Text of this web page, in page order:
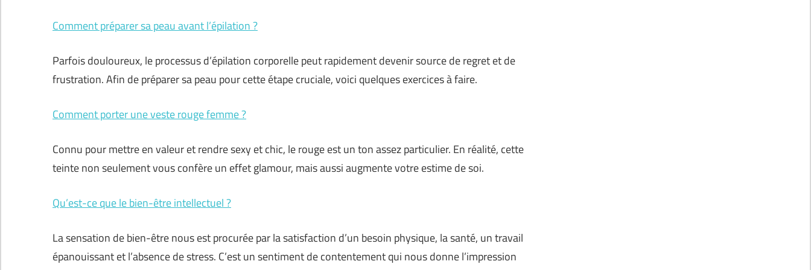
Comment préparer sa peau avant l’épilation ?
Parfois douloureux, le processus d’épilation corporelle peut rapidement devenir source de regret et de
frustration. Afin de préparer sa peau pour cette étape cruciale, voici quelques exercices à faire.
Comment porter une veste rouge femme ?
Connu pour mettre en valeur et rendre sexy et chic, le rouge est un ton assez particulier. En réalité, cette
teinte non seulement vous confère un effet glamour, mais aussi augmente votre estime de soi.
Qu’est-ce que le bien-être intellectuel ?
La sensation de bien-être nous est procurée par la satisfaction d’un besoin physique, la santé, un travail
épanouissant et l’absence de stress. C’est un sentiment de contentement qui nous donne l’impression